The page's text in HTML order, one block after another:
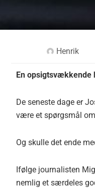
Henrik
En opsigtsvækkende
De seneste dage er
være et spørgsmål
Og skulle det ende
Ifølge journalisten
nemlig et særdeles